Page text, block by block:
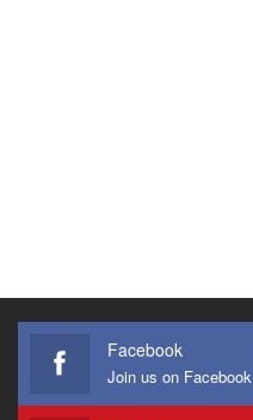
Facebook
Join us on Facebook